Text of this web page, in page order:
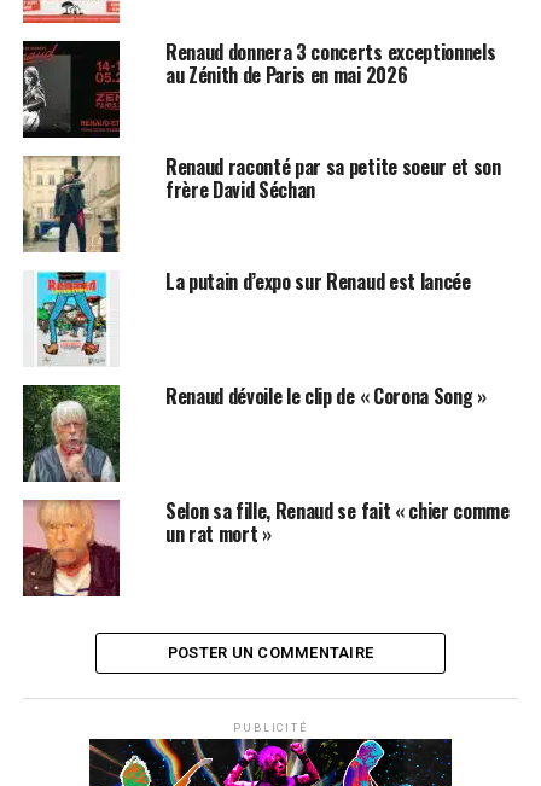
SUJETS ASSOCIÉS:
Renaud donnera 3 concerts exceptionnels
au Zénith de Paris en mai 2026
Renaud raconté par sa petite soeur et son
frère David Séchan
La putain d’expo sur Renaud est lancée
Renaud dévoile le clip de « Corona Song »
Selon sa fille, Renaud se fait « chier comme
un rat mort »
POSTER UN COMMENTAIRE
PUBLICITÉ